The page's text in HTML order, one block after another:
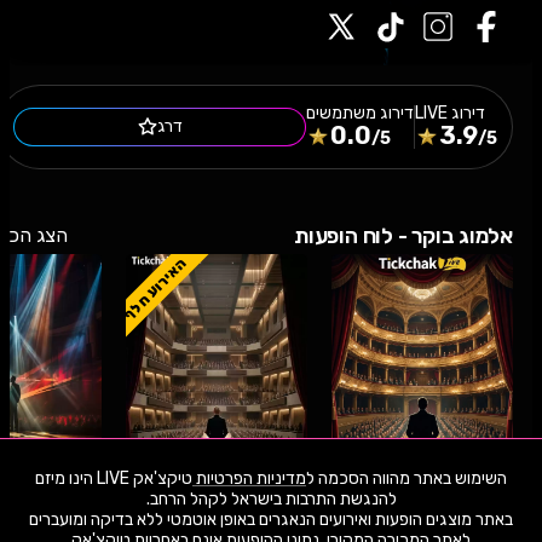
השימוש באתר מהווה הסכמה למדיניות הפרטיות
טיקצ'אק LIVE הינו מיזם
באתר מוצגים הופעות ואירועים הנאגרים באופן אוטמטי ללא בדיקה ומועברים
דירוג
3.9/5
דירוג משתמשים
0.0/5
דרג
אלמוג בוקר - לוח הופעות הצג הכל
06.9.26
האירוע חלף
שלישי 22.12.25